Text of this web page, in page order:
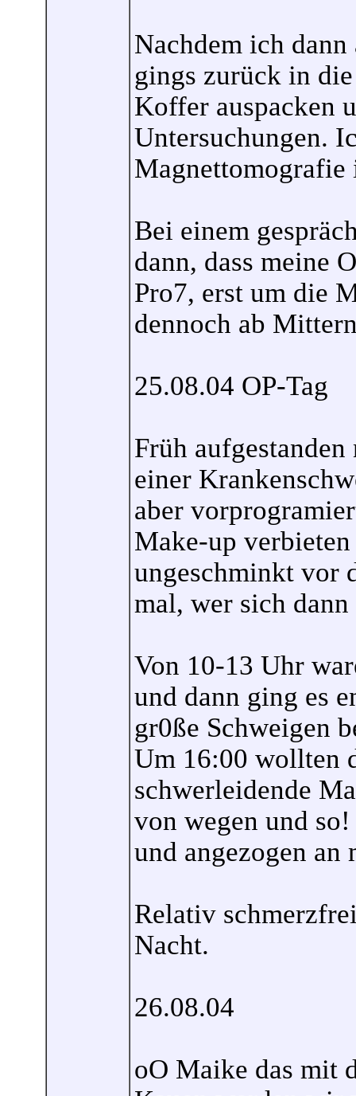
Nachdem ich
gings zurück in
Koffer auspacken
Untersuchungen.
Magnettomografie
Bei einem
dann, dass meine
Pro7, erst um die
dennoch ab
25.08.04 OP-Tag
Früh
einer
aber
Make-up
ungeschminkt vor
mal, wer sich
Von 10-13 Uhr
und dann ging es
gr0ße Schweigen
Um 16:00 wollten
schwerleidende
von wegen und
und angezogen an
Relativ
Nacht.
26.08.04
oO Maike das mit